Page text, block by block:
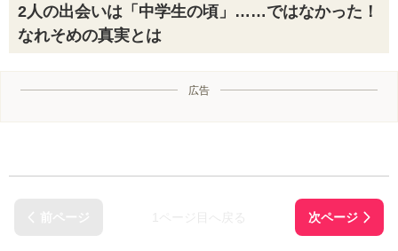
2人の出会いは「中学生の頃」……ではなかった！
なれそめの真実とは
広告